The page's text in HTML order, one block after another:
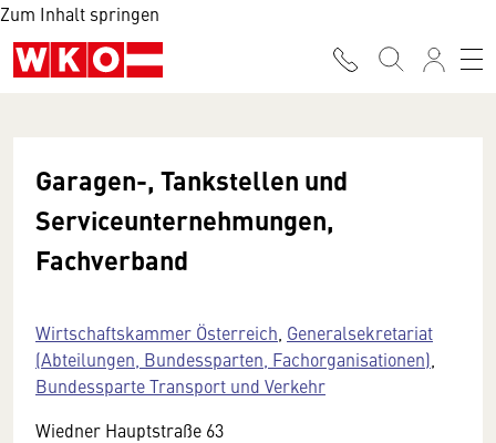
Zum Inhalt springen
Garagen-, Tankstellen und
Serviceunternehmungen,
Fachverband
Wirtschaftskammer Österreich Generalsekretariat
(Abteilungen, Bundessparten, Fachorganisationen)
Bundessparte Transport und Verkehr
Wiedner Hauptstraße 63